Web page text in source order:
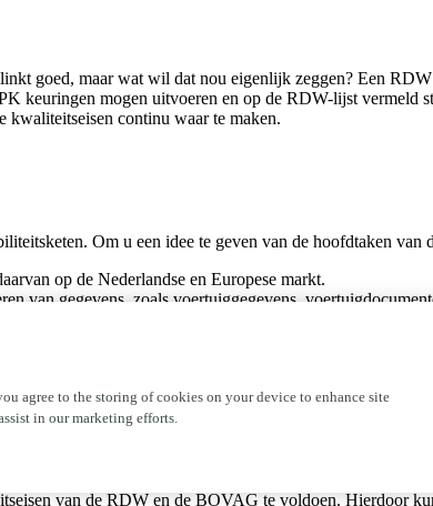
goed, maar wat wil dat nou eigenlijk zeggen? Een
keuringen mogen uitvoeren en op de RDW-lijst vermeld
kwaliteitseisen continu waar te maken.
Om u een idee te geven van de hoofdtaken
op de Nederlandse en Europese markt.
van gegevens, zoals voertuiggegevens,
de controle op de technische staat van voertuigen.
zoals rijbewijzen en het APK-formulier.
van de RDW en de BOVAG te voldoen. Hierdoor
agree to the storing of cookies on your device to enhance site
in our marketing efforts.